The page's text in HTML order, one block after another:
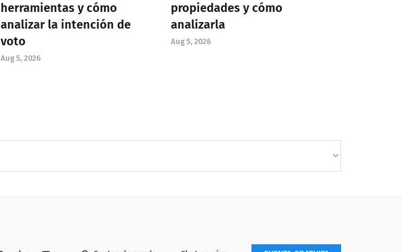
herramientas y cómo
analizar la intención de
voto
Aug 5, 2026
propiedades y cómo
analizarla
Aug 5, 2026